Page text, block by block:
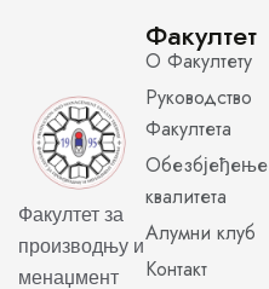
Факултет за
производњу и
менаџмент
Факултет
О Факултету
Руководство
Факултета
Обезбјеђење
квалитета
Алумни клуб
Контакт